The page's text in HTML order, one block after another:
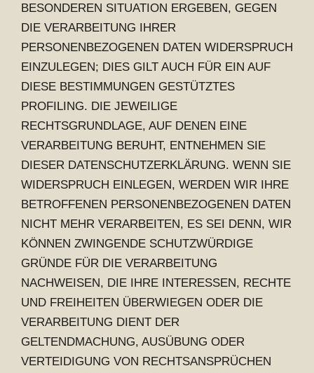
BESONDEREN SITUATION ERGEBEN, GEGEN
DIE VERARBEITUNG IHRER
PERSONENBEZOGENEN DATEN WIDERSPRUCH
EINZULEGEN; DIES GILT AUCH FÜR EIN AUF
DIESE BESTIMMUNGEN GESTÜTZTES
PROFILING. DIE JEWEILIGE
RECHTSGRUNDLAGE, AUF DENEN EINE
VERARBEITUNG BERUHT, ENTNEHMEN SIE
DIESER DATENSCHUTZERKLÄRUNG. WENN SIE
WIDERSPRUCH EINLEGEN, WERDEN WIR IHRE
BETROFFENEN PERSONENBEZOGENEN DATEN
NICHT MEHR VERARBEITEN, ES SEI DENN, WIR
KÖNNEN ZWINGENDE SCHUTZWÜRDIGE
GRÜNDE FÜR DIE VERARBEITUNG
NACHWEISEN, DIE IHRE INTERESSEN, RECHTE
UND FREIHEITEN ÜBERWIEGEN ODER DIE
VERARBEITUNG DIENT DER
GELTENDMACHUNG, AUSÜBUNG ODER
VERTEIDIGUNG VON RECHTSANSPRÜCHEN